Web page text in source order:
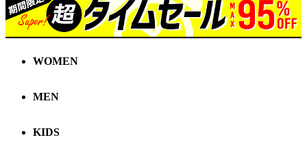
WOMEN
MEN
KIDS